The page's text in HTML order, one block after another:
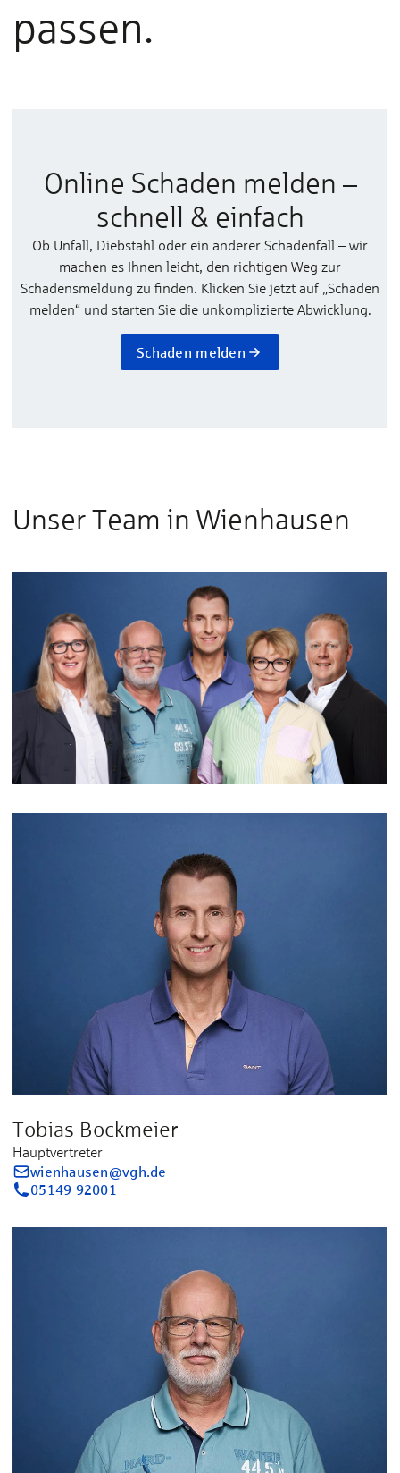
passen.
Online Schaden melden –
schnell & einfach
Ob Unfall, Diebstahl oder ein anderer Schadenfall – wir
machen es Ihnen leicht, den richtigen Weg zur
Schadensmeldung zu finden. Klicken Sie jetzt auf „Schaden
melden“ und starten Sie die unkomplizierte Abwicklung.
Schaden melden
Unser Team in Wienhausen
Tobias Bockmeier
Hauptvertreter
wienhausen@vgh.de
05149 92001